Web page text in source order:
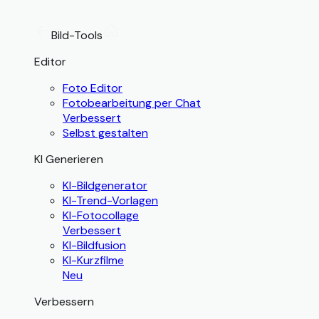
Bild-Tools
Editor
Foto Editor
Fotobearbeitung per Chat
Verbessert
Selbst gestalten
KI Generieren
KI-Bildgenerator
KI-Trend-Vorlagen
KI-Fotocollage
Verbessert
KI-Bildfusion
KI-Kurzfilme
Neu
Verbessern